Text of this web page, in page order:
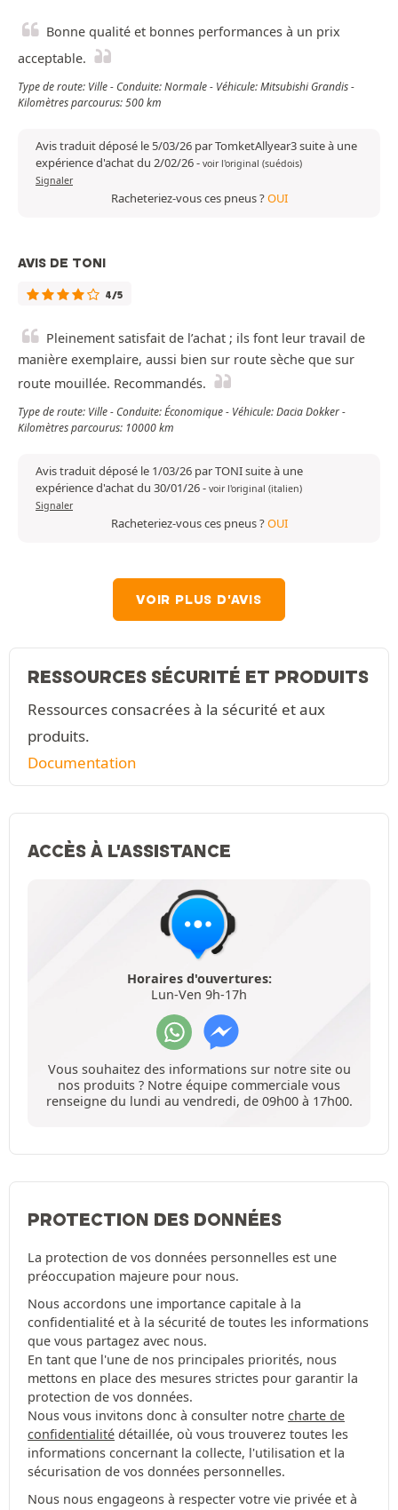
Bonne qualité et bonnes performances à un prix
acceptable.
Type de route: Ville - Conduite: Normale - Véhicule: Mitsubishi Grandis -
Kilomètres parcourus: 500 km
Avis traduit déposé le 5/03/26 par TomketAllyear3 suite à une
expérience d'achat du 2/02/26- voir l'original (suédois)
Signaler
Racheteriez-vous ces pneus ?OUI
AVIS DE TONI
4/5
Pleinement satisfait de l’achat ; ils font leur travail de
manière exemplaire, aussi bien sur route sèche que sur
route mouillée. Recommandés.
Type de route: Ville - Conduite: Économique - Véhicule: Dacia Dokker -
Kilomètres parcourus: 10000 km
Avis traduit déposé le 1/03/26 par TONI suite à une
expérience d'achat du 30/01/26- voir l'original (italien)
Signaler
Racheteriez-vous ces pneus ?OUI
VOIR PLUS D'AVIS
RESSOURCES SÉCURITÉ ET PRODUITS
Ressources consacrées à la sécurité et aux
produits.
Documentation
ACCÈS À L'ASSISTANCE
Horaires d'ouvertures:
Lun-Ven 9h-17h
Vous souhaitez des informations sur notre site ou
nos produits ? Notre équipe commerciale vous
renseigne du lundi au vendredi, de 09h00 à 17h00.
PROTECTION DES DONNÉES
La protection de vos données personnelles est une
préoccupation majeure pour nous.
Nous accordons une importance capitale à la
confidentialité et à la sécurité de toutes les informations
que vous partagez avec nous.
En tant que l'une de nos principales priorités, nous
mettons en place des mesures strictes pour garantir la
protection de vos données.
Nous vous invitons donc à consulter notre charte de
confidentialité détaillée, où vous trouverez toutes les
informations concernant la collecte, l'utilisation et la
sécurisation de vos données personnelles.
Nous nous engageons à respecter votre vie privée et à